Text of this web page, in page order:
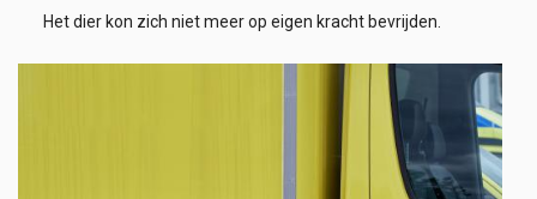
Het dier kon zich niet meer op eigen kracht bevrijden.